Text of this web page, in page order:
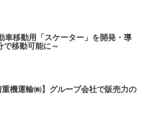
車移動用「スケーター」を開発・導
で移動可能に～
機運輸㈱】グループ会社で販売力の